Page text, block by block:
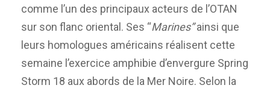
comme l’un des principaux acteurs de l’OTAN
sur son flanc oriental. Ses “Marines”ainsi que
leurs homologues américains réalisent cette
semaine l’exercice amphibie d’envergure Spring
Storm 18 aux abords de la Mer Noire. Selon la